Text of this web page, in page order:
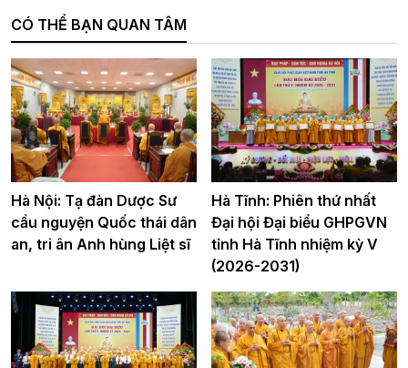
CÓ THỂ BẠN QUAN TÂM
Hà Nội: Tạ đàn Dược Sư
cầu nguyện Quốc thái dân
an, tri ân Anh hùng Liệt sĩ
Hà Tĩnh: Phiên thứ nhất
Đại hội Đại biểu GHPGVN
tỉnh Hà Tĩnh nhiệm kỳ V
(2026-2031)